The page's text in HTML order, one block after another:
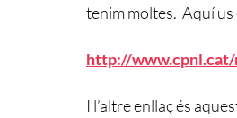
tenim moltes. Aquí us
http://www.cpnl.cat/
I l’altre enllaç és